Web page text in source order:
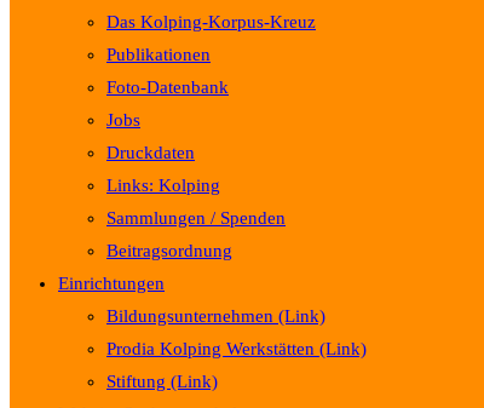
Das Kolping-Korpus-Kreuz
Publikationen
Foto-Datenbank
Jobs
Druckdaten
Links: Kolping
Sammlungen / Spenden
Beitragsordnung
Einrichtungen
Bildungsunternehmen (Link)
Prodia Kolping Werkstätten (Link)
Stiftung (Link)